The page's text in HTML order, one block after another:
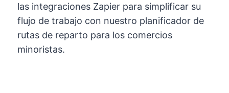
las integraciones Zapier para simplificar su
flujo de trabajo con nuestro planificador de
rutas de reparto para los comercios
minoristas.